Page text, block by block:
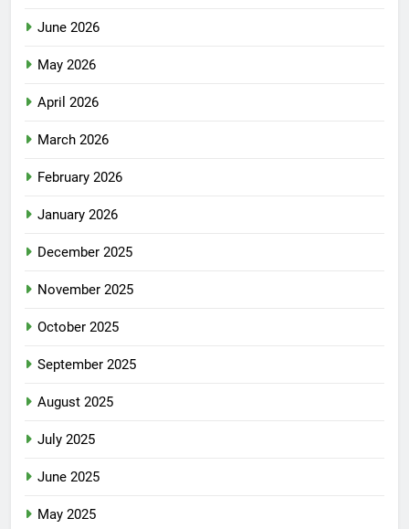
June 2026
May 2026
April 2026
March 2026
February 2026
January 2026
December 2025
November 2025
October 2025
September 2025
August 2025
July 2025
June 2025
May 2025